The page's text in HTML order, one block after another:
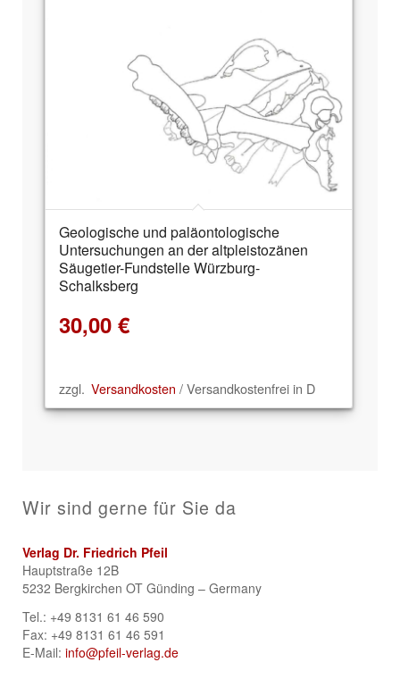
Geologische und paläontologische
Untersuchungen an der altpleistozänen
Säugetier-Fundstelle Würzburg-
Schalksberg
30,00 €
zzgl. Versandkosten / Versandkostenfrei in D
Wir sind gerne für Sie da
Verlag Dr. Friedrich Pfeil
Hauptstraße 12B
5232 Bergkirchen OT Günding – Germany
Tel.: +49 8131 61 46 590
Fax: +49 8131 61 46 591
E-Mail: info@pfeil-verlag.de